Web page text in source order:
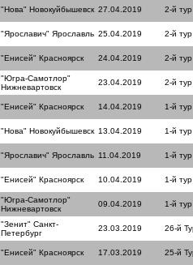
"Нова" Новокуйбышевск 27.04.2019 2-й
"Ярославич" Ярославль 25.04.2019 2-й
"Енисей" Красноярск 24.04.2019 2-й
"Югра-Самотлор"
Нижневартовск
23.04.2019 2-й
"Енисей" Красноярск 14.04.2019 1-й
"Нова" Новокуйбышевск 13.04.2019 1-й
"Ярославич" Ярославль 11.04.2019 1-й
"Енисей" Красноярск 10.04.2019 1-й
"Югра-Самотлор"
Нижневартовск
09.04.2019 1-й
"Зенит" Санкт-
Петербург
23.03.2019 26-й
"Енисей" Красноярск 17.03.2019 25-й